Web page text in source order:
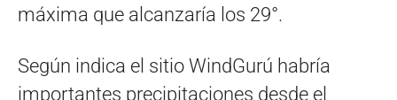
máxima que alcanzaría los 29°.
Según indica el sitio WindGurú habría
importantes precipitaciones desde el